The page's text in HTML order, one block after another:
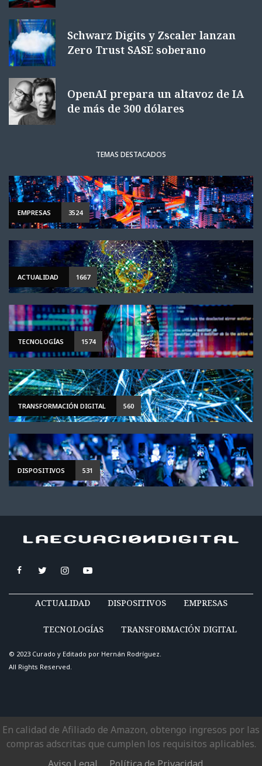
Schwarz Digits y Zscaler lanzan
Zero Trust SASE soberano
OpenAI prepara un altavoz de IA
de más de 300 dólares
TEMAS DESTACADOS
EMPRESAS 3524
ACTUALIDAD 1667
TECNOLOGÍAS 1574
TRANSFORMACIÓN DIGITAL 560
DISPOSITIVOS 531
ACTUALIDAD DISPOSITIVOS EMPRESAS
TECNOLOGÍAS TRANSFORMACIÓN DIGITAL
© 2023 Curado y Editado por Hernán Rodríguez.
All Rights Reserved.
En calidad de Afiliado de Amazon, obtengo ingresos por las
compras adscritas que cumplen los requisitos aplicables.